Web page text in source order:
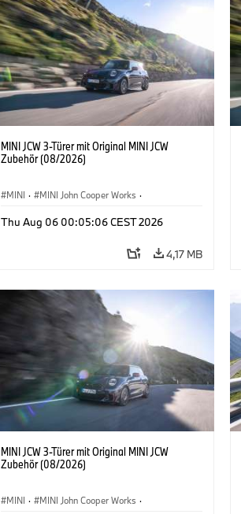
MINI JCW 3-Türer mit Original MINI JCW
Zubehör (08/2026)
MINI · MINI John Cooper Works ·
Sonderausstattungen, Zubehör
Thu Aug 06 00:05:06 CEST 2026
4,17 MB
MINI JCW 3-Türer mit Original MINI JCW
Zubehör (08/2026)
MINI · MINI John Cooper Works ·